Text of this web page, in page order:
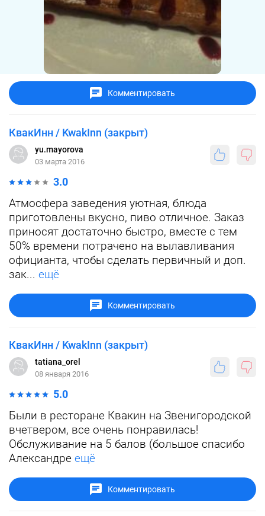
Комментировать
КвакИнн / KwakInn (закрыт)
yu.mayorova
03 марта 2016
3.0
Атмосфера заведения уютная, блюда
приготовлены вкусно, пиво отличное. Заказ
приносят достаточно быстро, вместе с тем
50% времени потрачено на вылавливания
официанта, чтобы сделать первичный и доп.
зак... ещё
Комментировать
КвакИнн / KwakInn (закрыт)
tatiana_orel
08 января 2016
5.0
Были в ресторане Квакин на Звенигородской
вчетвером, все очень понравилась!
Обслуживание на 5 балов (большое спасибо
Александре ещё
Комментировать